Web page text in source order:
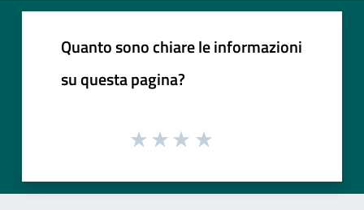
Quanto sono chiare le informazioni
su questa pagina?